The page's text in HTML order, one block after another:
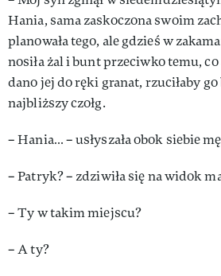
Hania, sama zaskoczona swoim
planowała tego, ale gdzieś w
nosiła żal i bunt przeciwko temu, co
dano jej do ręki granat, rzuciłaby go
najbliższy czołg.
– Hania… – usłyszała obok siebie
– Patryk? – zdziwiła się na widok
– Ty w takim miejscu?
– A ty?